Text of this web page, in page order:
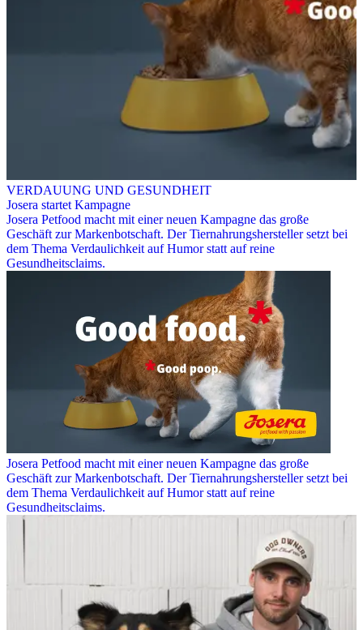
VERDAUUNG UND GESUNDHEIT
Josera startet Kampagne
Josera Petfood macht mit einer neuen Kampagne das große
Geschäft zur Markenbotschaft. Der Tiernahrungshersteller setzt bei
dem Thema Verdaulichkeit auf Humor statt auf reine
Gesundheitsclaims.
Josera Petfood macht mit einer neuen Kampagne das große
Geschäft zur Markenbotschaft. Der Tiernahrungshersteller setzt bei
dem Thema Verdaulichkeit auf Humor statt auf reine
Gesundheitsclaims.